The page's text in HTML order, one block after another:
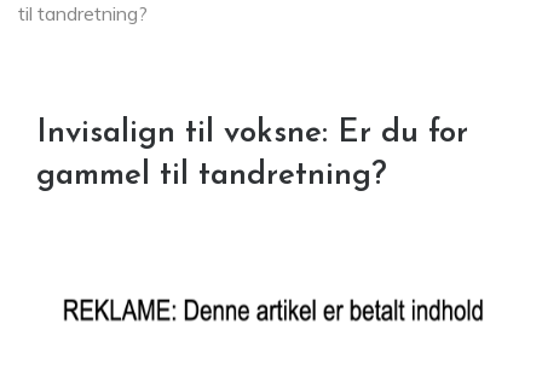
til tandretning?
Invisalign til voksne: Er du for
gammel til tandretning?